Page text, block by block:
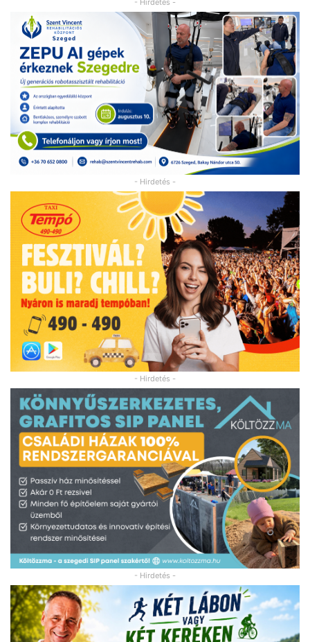
- Hirdetés -
- Hirdetés -
- Hirdetés -
- Hirdetés -